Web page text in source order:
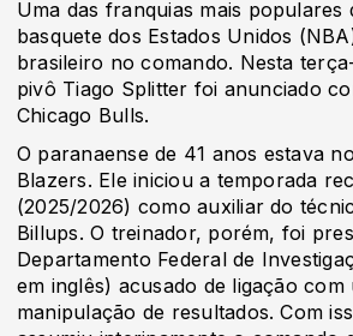
Uma das franquias mais populares
basquete dos Estados Unidos
brasileiro no comando. Nesta
pivô Tiago Splitter foi anunciado
Chicago Bulls.
O paranaense de 41 anos estava
Blazers. Ele iniciou a temporada
(2025/2026) como auxiliar do
Billups. O treinador, porém, foi
Departamento Federal de
em inglês) acusado de ligação com
manipulação de resultados. Com